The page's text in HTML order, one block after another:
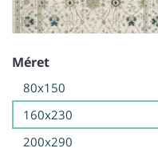
Méret
80x150
160x230
200x290